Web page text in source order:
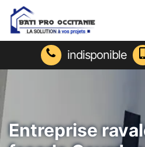
indisponible
Entreprise